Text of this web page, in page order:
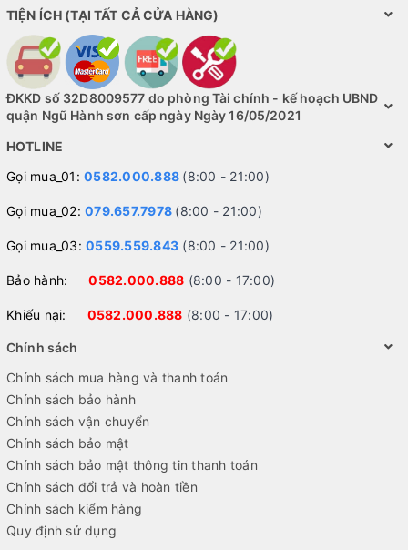
TIỆN ÍCH (TẠI TẤT CẢ CỬA HÀNG)
ĐKKD số 32D8009577 do phòng Tài chính - kế hoạch UBND
quận Ngũ Hành sơn cấp ngày Ngày 16/05/2021
HOTLINE
Gọi mua_01: 0582.000.888 (8:00 - 21:00)
Gọi mua_02: 079.657.7978 (8:00 - 21:00)
Gọi mua_03: 0559.559.843 (8:00 - 21:00)
Bảo hành:0582.000.888 (8:00 - 17:00)
Khiếu nại: 0582.000.888 (8:00 - 17:00)
Chính sách
Chính sách mua hàng và thanh toán
Chính sách bảo hành
Chính sách vận chuyển
Chính sách bảo mật
Chính sách bảo mật thông tin thanh toán
Chính sách đổi trả và hoàn tiền
Chính sách kiểm hàng
Quy định sử dụng